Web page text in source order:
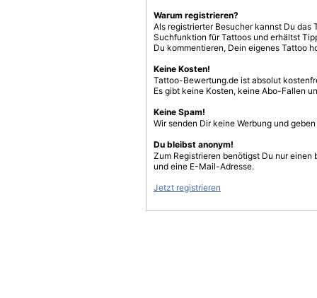
Warum registrieren?
Als registrierter Besucher kannst Du
Suchfunktion für Tattoos und erhältst
Du kommentieren, Dein eigenes Tattoo
Keine Kosten!
Tattoo-Bewertung.de ist absolut
Es gibt keine Kosten, keine Abo-Fallen
Keine Spam!
Wir senden Dir keine Werbung und
Du bleibst anonym!
Zum Registrieren benötigst Du nur einen
und eine E-Mail-Adresse.
Jetzt registrieren